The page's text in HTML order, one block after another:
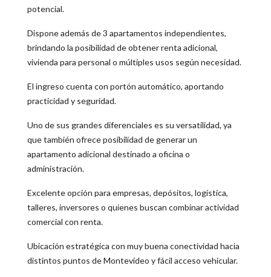
potencial.
Dispone además de 3 apartamentos independientes,
brindando la posibilidad de obtener renta adicional,
vivienda para personal o múltiples usos según necesidad.
El ingreso cuenta con portón automático, aportando
practicidad y seguridad.
Uno de sus grandes diferenciales es su versatilidad, ya
que también ofrece posibilidad de generar un
apartamento adicional destinado a oficina o
administración.
Excelente opción para empresas, depósitos, logística,
talleres, inversores o quienes buscan combinar actividad
comercial con renta.
Ubicación estratégica con muy buena conectividad hacia
distintos puntos de Montevideo y fácil acceso vehicular.